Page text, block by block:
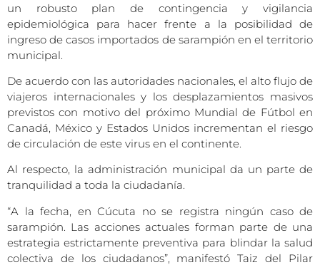
un robusto plan de contingencia y vigilancia
epidemiológica para hacer frente a la posibilidad de
ingreso de casos importados de sarampión en el territorio
municipal.
De acuerdo con las autoridades nacionales, el alto flujo de
viajeros internacionales y los desplazamientos masivos
previstos con motivo del próximo Mundial de Fútbol en
Canadá, México y Estados Unidos incrementan el riesgo
de circulación de este virus en el continente.
Al respecto, la administración municipal da un parte de
tranquilidad a toda la ciudadanía.
“A la fecha, en Cúcuta no se registra ningún caso de
sarampión. Las acciones actuales forman parte de una
estrategia estrictamente preventiva para blindar la salud
colectiva de los ciudadanos”, manifestó Taiz del Pilar